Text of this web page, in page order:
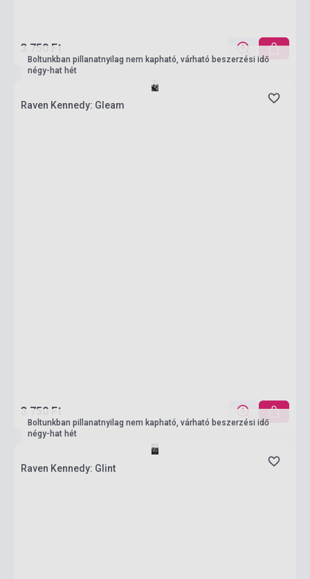
3 750 Ft
Boltunkban pillanatnyilag nem kapható, várható beszerzési idő
négy-hat hét
Raven Kennedy: Gleam
3 750 Ft
Boltunkban pillanatnyilag nem kapható, várható beszerzési idő
négy-hat hét
Raven Kennedy: Glint